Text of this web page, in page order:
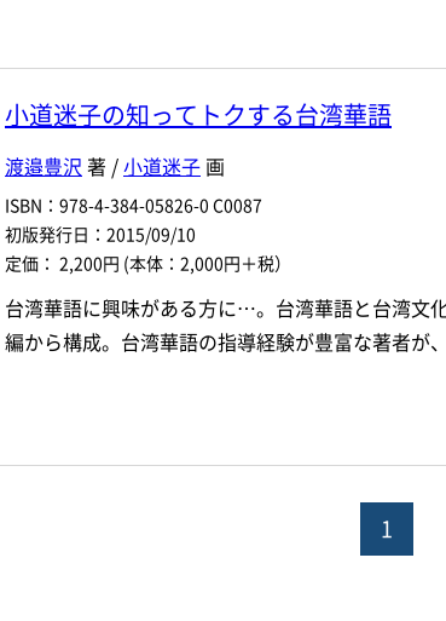
小道迷子の知ってトクする台湾華語
渡邉豊沢 著 /小道迷子 画
ISBN：978-4-384-05826-0 C0087
初版発行日：2015/09/10
定価： 2,200円 (本体：2,000円＋税）
台湾華語に興味がある方に…。台湾華語と台湾
編から構成。台湾華語の指導経験が豊富な著者
1